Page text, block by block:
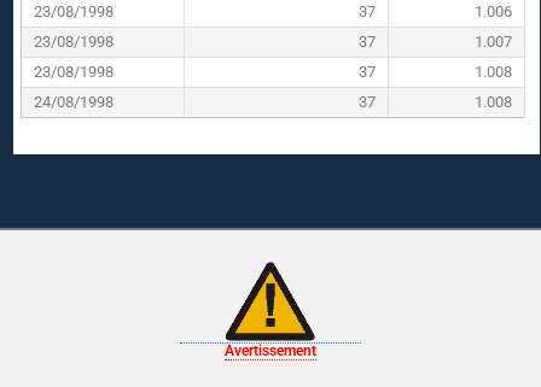
23/08/1998
37
1.006
23/08/1998
37
1.007
23/08/1998
37
1.008
24/08/1998
37 1.008
Avertissement